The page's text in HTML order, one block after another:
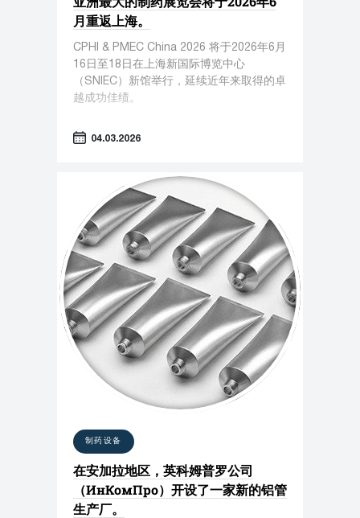
月重返上海。
CPHI & PMEC China 2026 将于2026年6月
16日至18日在上海新国际博览中心
（SNIEC）新馆举行，延续近年来取得的卓
越成功佳绩。
04.03.2026
制药设备
在安加拉地区，英科姆普罗公司
（ИнКомПро）开设了一家新的铝管
生产厂。